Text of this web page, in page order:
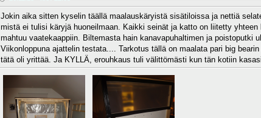
Jokin aika sitten kyselin täällä maalauskäryistä sisätiloissa ja nettiä
mistä ei tulisi käryjä huoneilmaan. Kaikki seinät ja katto on liitetty
mahtuu vaatekaappiin. Biltemasta hain kanavapuhaltimen ja poistoputki
Viikonloppuna ajattelin testata.... Tarkotus tällä on maalata pari big
tätä oli yrittää. Ja KYLLÄ, erouhkaus tuli välittömästi kun tän kotiin